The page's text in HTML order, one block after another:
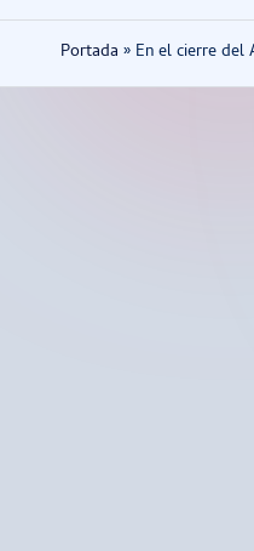
Portada » En el cierre del